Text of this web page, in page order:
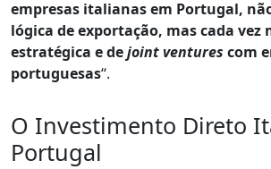
empresas italianas em Portugal,
lógica de exportação, mas cada vez
estratégica e dejoint ventures com
portuguesas“.
O Investimento Direto
Portugal